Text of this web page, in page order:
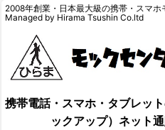
2008年創業・日本最大級の携帯・スマ
Managed by Hirama Tsushin Co.ltd
携帯電話・スマホ・タブレッ
ックアップ）ネット